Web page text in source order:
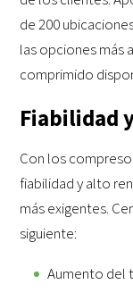
de 200
las opciones más
comprimido
Fiabilidad
Con los
fiabilidad y alto
más exigentes.
siguiente:
Aumento del